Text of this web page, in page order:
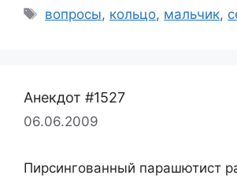
Метки
вопросы, кольцо, мальчик,
Анекдот #1527
06.06.2009
Пирсингованный парашютист